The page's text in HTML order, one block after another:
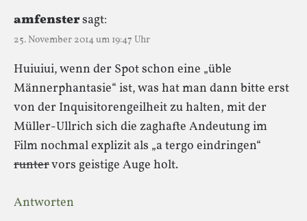
amfenstersagt:
25. November 2014 um 19:47 Uhr
Huiuiui, wenn der Spot schon eine „üble
Männerphantasie“ ist, was hat man dann bitte erst
von der Inquisitorengeilheit zu halten, mit der
Müller-Ullrich sich die zaghafte Andeutung im
Film nochmal explizit als „a tergo eindringen“
runtervors geistige Auge holt.
Antworten